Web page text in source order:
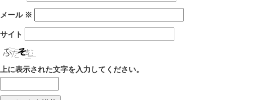
メール ※
サイト
上に表示された文字を入力してください。